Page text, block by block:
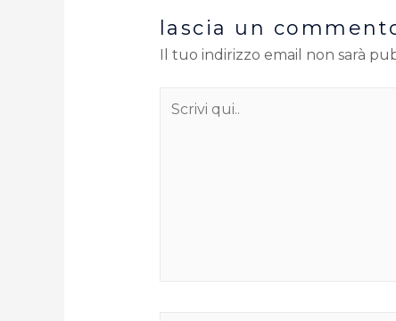
lascia un
Il tuo indirizzo email non sarà